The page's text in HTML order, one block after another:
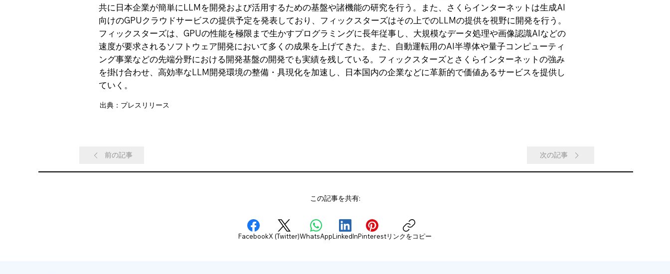
共に日本企業が簡単にLLMを開発および活用するための基盤や諸機能の研究を行う。また、さくらインターネットは生成AI
向けのGPUクラウドサービスの提供予定を発表しており、フィックスターズはその上でのLLMの提供を視野に開発を行う。
フィックスターズは、GPUの性能を極限まで生かすプログラミングに長年従事し、大規模なデータ処理や画像認識AIなどの
速度が要求されるソフトウェア開発において多くの成果を上げてきた。また、自動運転用のAI半導体や量子コンピューティ
ング事業などの先端分野における開発基盤の開発でも実績を残している。フィックスターズとさくらインターネットの強み
を掛け合わせ、高効率なLLM開発環境の整備・具現化を加速し、日本国内の企業などに革新的で価値あるサービスを提供し
ていく。
出典：プレスリリース
前の記事 次の記事
この記事を共有:
FacebookX (Twitter)WhatsAppLinkedInPinterestリンクをコピー